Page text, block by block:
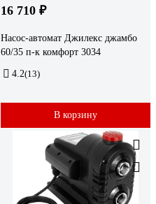
16 710 ₽
Насос-автомат Джилекс джамбо
60/35 п-к комфорт 3034
4.2(13)
В корзину